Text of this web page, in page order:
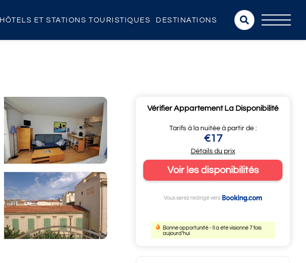
HÔTELS ET STATIONS TOURISTIQUES DESTINATIONS
Vérifier Appartement La Disponibilité
Tarifs à la nuitée à partir de :
€17
Détails du prix
Voir les disponibilités
Vous serez redirigé vers
Bonne opportunité - Il a été visionné 7 fois
aujourd'hui